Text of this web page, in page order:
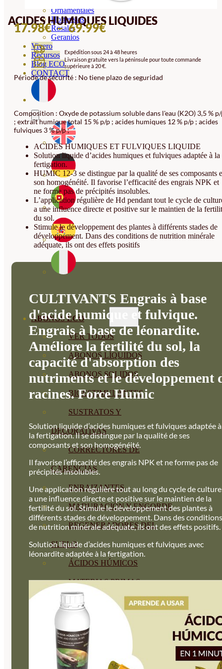
Ornamentales
Hortensias
Rosales
Geranios
Vivero
Recursos
Blog ECO
CONTACT
ABONOS ECO
VER TODOS
ABONOS LÍQUIDOS
ABONOS SOLIDOS
BIOESTIMULANTES
SUSTRATOS Y
DECORATIVAS
CORRECTORES DE
CARENCIAS
ENRAIZANTES
MADURACIÓN Y ENGORDE
REGENERADORES DEL
SUELO
ÁCIDOS HÚMICOS
MATERIAS PRIMAS
PROTECCIÓN CULTIVOS Y
PLANTAS
PLANTAS INTERIOR
GROWPUNCH
ACIDES HUMIQUES LIQUIDES
17.98€–69.99€PLAGE
PRIX :
17.98€
À
Expédition sous 24 à 48 heures
Livraison gratuite vers la péninsule pour toute commande
supérieure à 20 €.
Période de sécurité : No tiene plazo de seguridad
Composition : Oxyde de potassium soluble dans l'eau (K2O) 3,5 %
; extrait humique total 15 % p/p ; acides humiques 12 % p/p ; acides
fulviques 3 % p/p ;
ACIDES HUMIQUES ET FULVIQUES LIQUIDE
Solution liquide d’acides humiques et fulviques adaptée à la
fertigation.
HUMIC 12-3 se distingue par la qualité de ses composants
son homogénéité. Il favorise l’efficacité des engrais NPK et
ne forme pas de précipités insolubles.
L’application régulière de Hd pendant tout le cycle de
a une influence directe et positive sur le maintien de la
du sol.
Stimule le développement des plantes à différents stades de
développement. Dans des conditions de nutrition minérale
adéquate, ils ont des effets positifs
CULTIVANTS Engrais à base
d'acide humique et fulvique.
Engrais à base de léonardite.
Améliore la fertilité du sol, la
capacité d'absorption des
nutriments et le développement
racines. Force Humic
Solution liquide d’acides humiques et fulviques adaptée à
la fertigation. Il se distingue par la qualité de ses
composants et son homogénéité.
Il favorise l’efficacité des engrais NPK et ne forme pas de
précipités insolubles.
Une application régulière tout au long du cycle de culture
a une influence directe et positive sur le maintien de la
fertilité du sol. Stimule le développement des plantes à
différents stades de développement. Dans des conditions
de nutrition minérale adéquate, ils ont des effets positifs.
Solution liquide d’acides humiques et fulviques avec
léonardite adaptée à la fertigation.